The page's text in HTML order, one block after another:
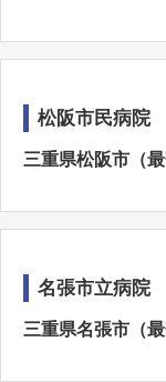
松阪市民病院
三重県松阪市（
名張市立病院
三重県名張市（